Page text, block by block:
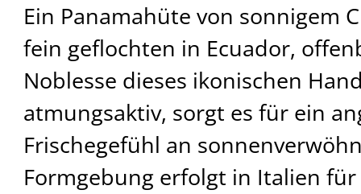
Ein Panamahüte von sonnigem
fein geflochten in Ecuador,
Noblesse dieses ikonischen
atmungsaktiv, sorgt es für ein
Frischegefühl an
Formgebung erfolgt in Italien